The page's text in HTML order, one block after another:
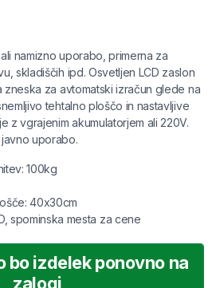
namizno uporabo, primerna za
skladiščih ipd. Osvetljen LCD zaslon
zneska za avtomatski izračun glede na
tehtalno ploščo in nastavljive
z vgrajenim akumulatorjem ali 220V.
uporabo.
100kg
40x30cm
spominska mesta za cene
bo izdelek ponovno na
zalogi